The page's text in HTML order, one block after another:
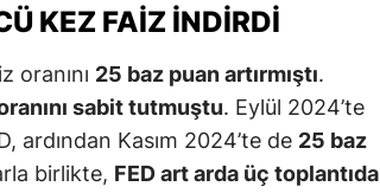
KEZ FAIZ İNDIRDI
oranını 25 baz puan artırmıştı.
sabit tutmuştu. Eylül 2024’te
ardından Kasım 2024’te de 25 baz
birlikte, FED art arda üç toplantıda